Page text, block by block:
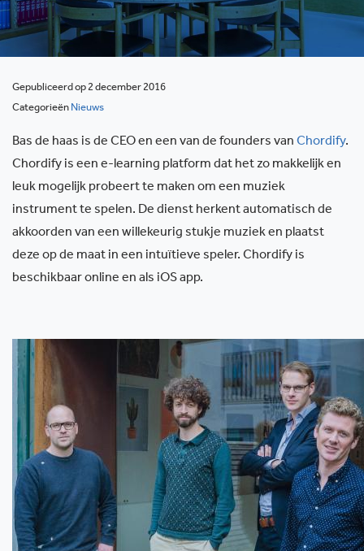
Gepubliceerd op 2 december 2016
Categorieën Nieuws
Bas de haas is de CEO en een van de founders van Chordify.
Chordify is een e-learning platform dat het zo makkelijk en
leuk mogelijk probeert te maken om een muziek
instrument te spelen. De dienst herkent automatisch de
akkoorden van een willekeurig stukje muziek en plaatst
deze op de maat in een intuïtieve speler. Chordify is
beschikbaar online en als iOS app.